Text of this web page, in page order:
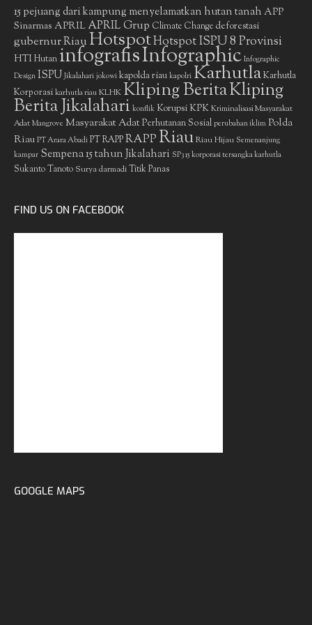
15 pejuang dari kampung menyelamatkan hutan tanah APP
Sinarmas APRIL APRIL Grup Climate Change deforestasi
gubernur RiauHotspotHotspot ISPU 8 Provinsi
HTIHutan infografisInfographic Infographic
Design ISPU Jikalahari jokowi kapolda riau kapolri KarhutlaKarhutla
Korporasikarhutla riauKLHKKliping BeritaKliping
Berita Jikalahari konflik Korupsi KPKKriminalisasi Masyarakat
Adat Mangrove Masyarakat AdatPerhutanan Sosial perubahan iklim Polda
Riau PT Arara Abadi PT RAPPRAPPRiauRiau Hijau Semenanjung
kampar Sempena 15 tahun Jikalahari SP3 15 korporasi tersangka karhutla
Sukanto Tanoto Surya darmadiTitik Panas
FIND US ON FACEBOOK
GOOGLE MAPS